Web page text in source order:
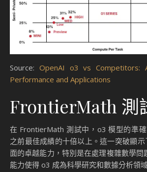
Source: OpenAI o3 vs Competitors:
Performance and Applications
FrontierMath 測
在 FrontierMath 測試中，o3 模型的準
之前最佳成績的十倍以上。這一突破顯
面的卓越能力，特別是在處理複雜數學問
能力使得 o3 成為科學研究和數據分析領